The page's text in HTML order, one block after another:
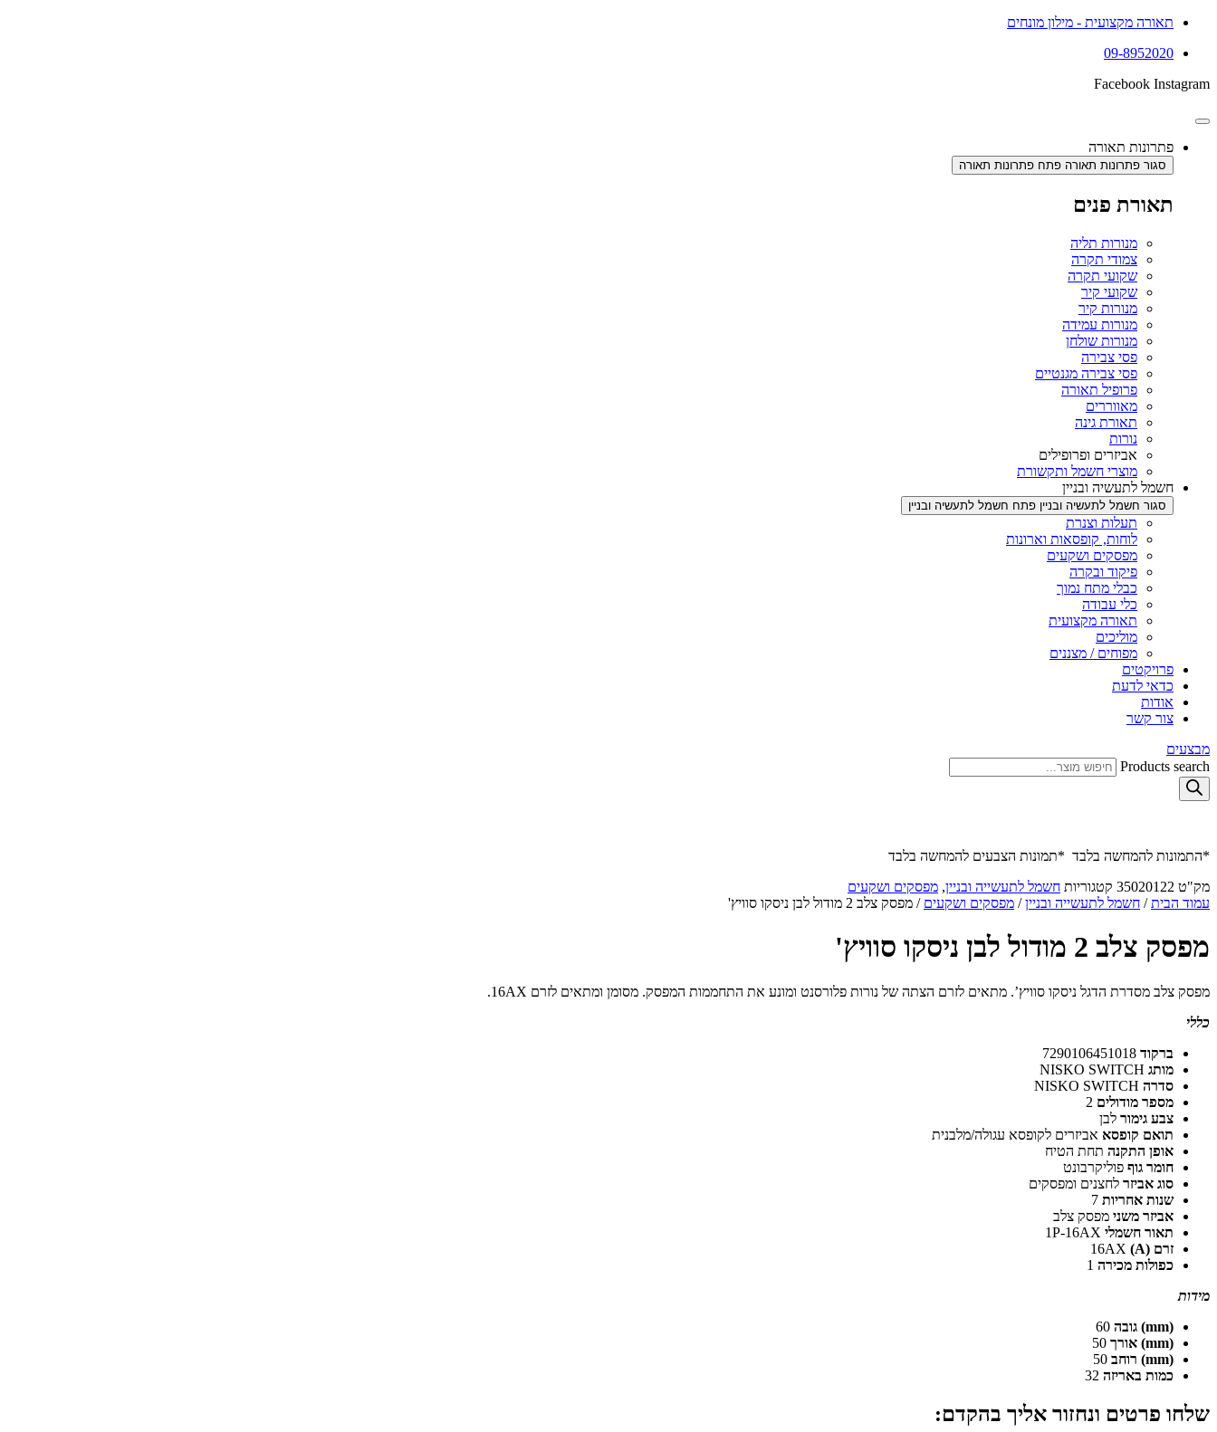
תאורה מקצועית - מילון מונחים
09-8952020
Facebook Instagram
פתרונות תאורה
סגור פתרונות תאורה פתח פתרונות תאורה
תאורת פנים
מנורות תליה
צמודי תקרה
שקועי תקרה
שקועי קיר
מנורות קיר
מנורות עמידה
מנורות שולחן
פסי צבירה
פסי צבירה מגנטיים
פרופיל תאורה
מאווררים
תאורת גינה
נורות
אביזרים ופרופילים
מוצרי חשמל ותקשורת
חשמל לתעשיה ובניין
סגור חשמל לתעשיה ובניין פתח חשמל לתעשיה ובניין
תעלות וצנרת
לוחות, קופסאות וארונות
מפסקים ושקעים
פיקוד ובקרה
כבלי מתח נמוך
כלי עבודה
תאורה מקצועית
מוליכים
מפוחים / מצננים
פרויקטים
כדאי לדעת
אודות
צור קשר
מבצעים
Products search
*התמונות להמחשה בלבד *תמונות הצבעים להמחשה בלבד
מק"ט 35020122 קטגוריות חשמל לתעשייה ובניין, מפסקים ושקעים
עמוד הבית/ חשמל לתעשייה ובניין/ מפסקים ושקעים / מפסק צלב 2 מודול לבן ניסקו סוויץ'
מפסק צלב 2 מודול לבן ניסקו סוויץ'
מפסק צלב מסדרת הדגל ניסקו סוויץ’. מתאים לזרם הצתה של נורות פלורסנט ומונע את התחממות המפסק. מסומן ומתאים לזרם 16AX.
כללי
ברקוד 7290106451018
מותג NISKO SWITCH
סדרה NISKO SWITCH
מספר מודולים 2
צבע גימור לבן
תואם קופסא אביזרים לקופסא עגולה/מלבנית
אופן התקנה תחת הטיח
חומר גוף פוליקרבונט
סוג אביזר לחצנים ומפסקים
שנות אחריות 7
אביזר משני מפסק צלב
תאור חשמלי 1P-16AX
זרם (A)
16AX
כפולות מכירה 1
מידות
(mm) גובה
60
(mm) אורך
50
(mm) רוחב
50
כמות באריזה 32
שלחו פרטים ונחזור אליך בהקדם: